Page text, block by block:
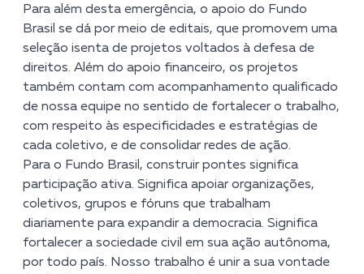
Para além desta emergência, o apoio do Fundo
Brasil se dá por meio de editais, que promovem uma
seleção isenta de projetos voltados à defesa de
direitos. Além do apoio financeiro, os projetos
também contam com acompanhamento qualificado
de nossa equipe no sentido de fortalecer o trabalho,
com respeito às especificidades e estratégias de
cada coletivo, e de consolidar redes de ação.
Para o Fundo Brasil, construir pontes significa
participação ativa. Significa apoiar organizações,
coletivos, grupos e fóruns que trabalham
diariamente para expandir a democracia. Significa
fortalecer a sociedade civil em sua ação autônoma,
por todo país. Nosso trabalho é unir a sua vontade